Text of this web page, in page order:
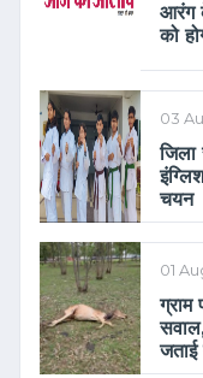
आरंग
को
03
जिला
चयन
01
ग्राम
जताई